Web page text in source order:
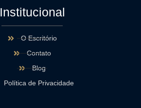
Institucional
O Escritório
Contato
Blog
Política de Privacidade